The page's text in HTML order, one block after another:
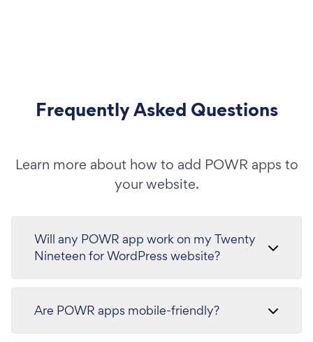
Frequently Asked Questions
Learn more about how to add POWR apps to
your website.
Will any POWR app work on my Twenty
Nineteen for WordPress website?
Are POWR apps mobile-friendly?